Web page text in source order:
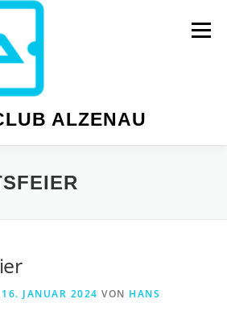
ALZENAU
Menü
SMARTPHONE-KURSE
16. JANUAR 2024 VON HANS